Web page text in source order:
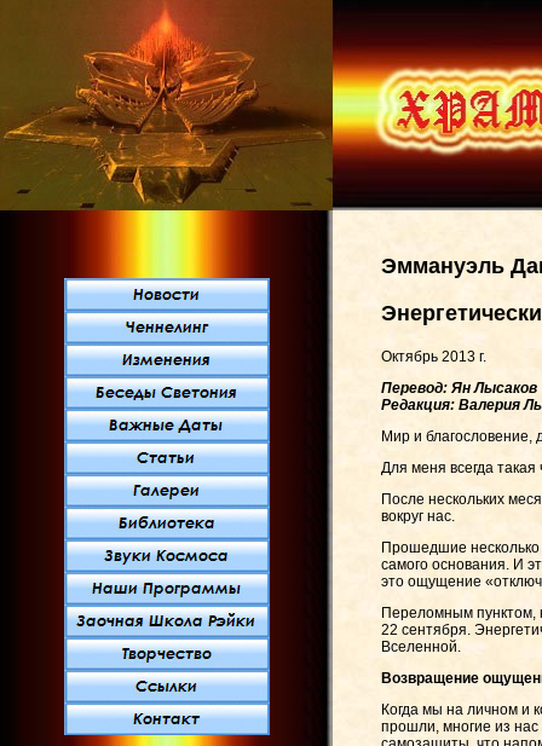
Эммануэль
Октябрь 2013 г.
Перевод: Ян Лысаков
Редакция: Валерия
Мир и благословение,
Для меня всегда
После нескольких
вокруг нас.
Прошедшие несколько
самого основания. И
это ощущение
Переломным пунктом,
22 сентября.
Вселенной.
Возвращение
Когда мы на личном и
прошли, многие из